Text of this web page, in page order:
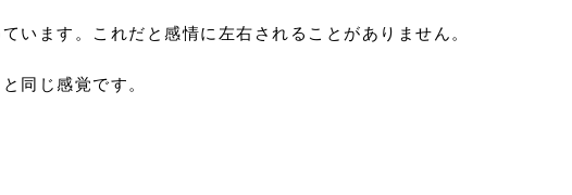
います。これだと感情に左右されることがありません。
と同じ感覚です。